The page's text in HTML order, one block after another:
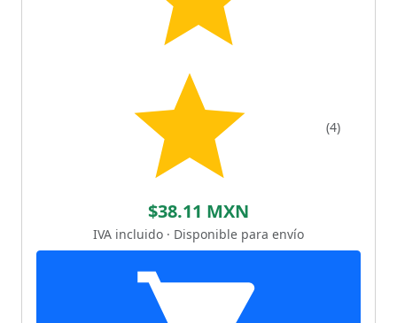
(4)
$38.11 MXN
IVA incluido · Disponible para envío